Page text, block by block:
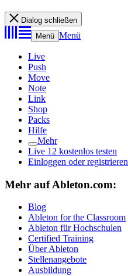
Dialog schließen
Menü Menü
Live
Push
Move
Note
Link
Shop
Packs
Hilfe
Mehr
Live 12 kostenlos testen
Einloggen oder registrieren
Mehr auf Ableton.com:
Blog
Ableton for the Classroom
Ableton für Hochschulen
Certified Training
Über Ableton
Stellenangebote
Ausbildung